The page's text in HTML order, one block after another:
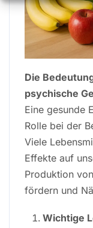
Die
psychische
Eine gesunde
Rolle bei der
Viele
Effekte auf
Produktion von
fördern und
Wichtige